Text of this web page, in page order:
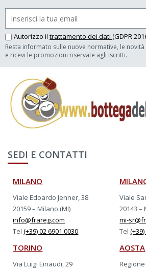
Autorizzo il trattamento dei dati (GDPR
Resta informato sulle nuove normative, le
e ricevi le promozioni riservate agli iscritti.
SEDI E CONTATTI
MILANO
Viale Edoardo Jenner, 38
20159 – Milano (MI)
info@frareg.com
Tel(+39) 02 6901.0030
Viale
20143 –
mi-
Tel
TORINO
Via Luigi Einaudi, 29
AOSTA